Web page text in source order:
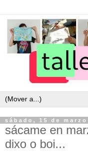
sábado, 15 de marzo
sácame en
dixo o boi...